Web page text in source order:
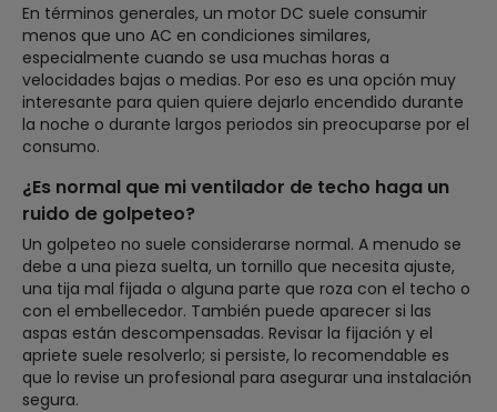
En términos generales, un motor DC suele consumir
menos que uno AC en condiciones similares,
especialmente cuando se usa muchas horas a
velocidades bajas o medias. Por eso es una opción muy
interesante para quien quiere dejarlo encendido durante
la noche o durante largos periodos sin preocuparse por el
consumo.
¿Es normal que mi ventilador de techo haga un
ruido de golpeteo?
Un golpeteo no suele considerarse normal. A menudo se
debe a una pieza suelta, un tornillo que necesita ajuste,
una tija mal fijada o alguna parte que roza con el techo o
con el embellecedor. También puede aparecer si las
aspas están descompensadas. Revisar la fijación y el
apriete suele resolverlo; si persiste, lo recomendable es
que lo revise un profesional para asegurar una instalación
segura.